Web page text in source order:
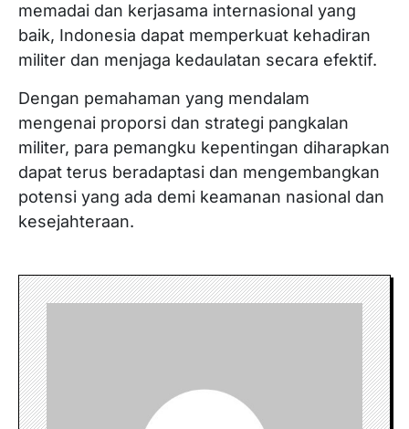
memadai dan kerjasama internasional yang
baik, Indonesia dapat memperkuat kehadiran
militer dan menjaga kedaulatan secara efektif.
Dengan pemahaman yang mendalam
mengenai proporsi dan strategi pangkalan
militer, para pemangku kepentingan diharapkan
dapat terus beradaptasi dan mengembangkan
potensi yang ada demi keamanan nasional dan
kesejahteraan.